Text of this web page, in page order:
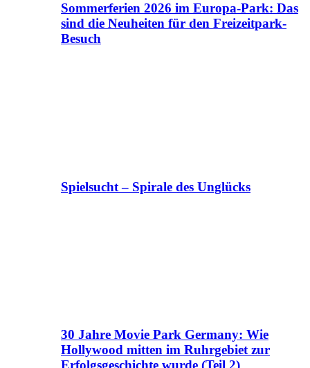
Sommerferien 2026 im Europa-Park: Das
sind die Neuheiten für den Freizeitpark-
Besuch
Spielsucht – Spirale des Unglücks
30 Jahre Movie Park Germany: Wie
Hollywood mitten im Ruhrgebiet zur
Erfolgsgeschichte wurde (Teil 2)